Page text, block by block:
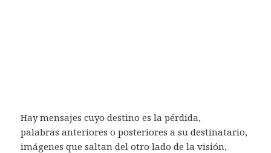
Hay mensajes cuyo destino es la pérdida,
palabras anteriores o posteriores a su destinatario,
imágenes que saltan del otro lado de la visión,